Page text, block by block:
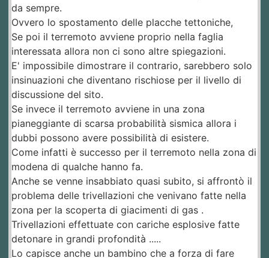
da sempre.
Ovvero lo spostamento delle placche tettoniche,
Se poi il terremoto avviene proprio nella faglia
interessata allora non ci sono altre spiegazioni.
E' impossibile dimostrare il contrario, sarebbero solo
insinuazioni che diventano rischiose per il livello di
discussione del sito.
Se invece il terremoto avviene in una zona
pianeggiante di scarsa probabilità sismica allora i
dubbi possono avere possibilità di esistere.
Come infatti è successo per il terremoto nella zona di
modena di qualche hanno fa.
Anche se venne insabbiato quasi subito, si affrontò il
problema delle trivellazioni che venivano fatte nella
zona per la scoperta di giacimenti di gas .
Trivellazioni effettuate con cariche esplosive fatte
detonare in grandi profondità .....
Lo capisce anche un bambino che a forza di fare